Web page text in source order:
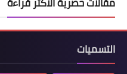
التسميات